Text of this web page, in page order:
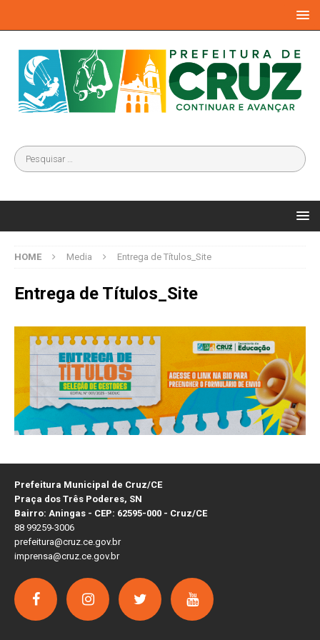
HOME Media Entrega de Títulos_Site
Entrega de Títulos_Site
Prefeitura Municipal de Cruz/CE
Praça dos Três Poderes, SN
Bairro: Aningas - CEP: 62595-000 - Cruz/CE
88 99259-3006
prefeitura@cruz.ce.gov.br
imprensa@cruz.ce.gov.br